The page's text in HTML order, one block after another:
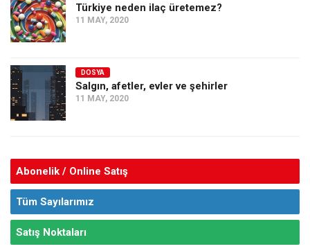
Türkiye neden ilaç üretemez?
11 MAY, 2020
DOSYA
Salgın, afetler, evler ve şehirler
11 MAY, 2020
Abonelik / Online Satış
Tüm Sayılarımız
Satış Noktaları